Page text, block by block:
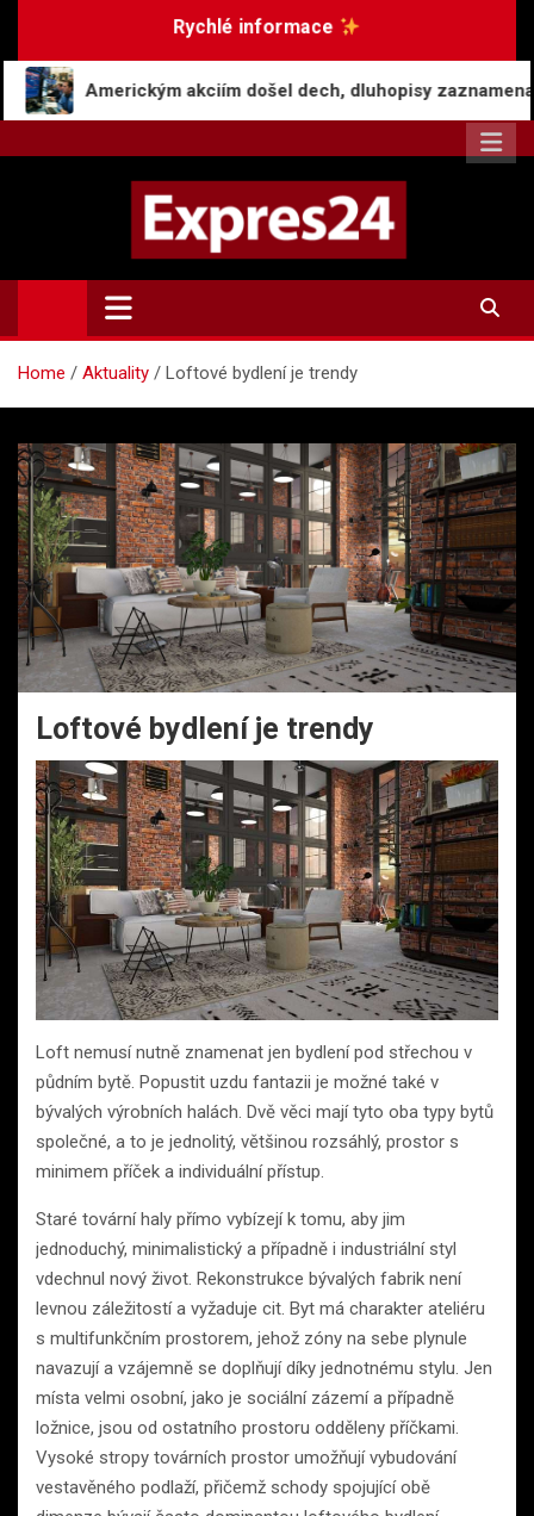
content
Rychlé informace
akciím došel dech, dluhopisy zaznamenaly pokles v
Expres24.cz
Rychlé zprávy po celý den
Home Aktuality Loftové bydlení je trendy
Loftové bydlení je trendy
Loft nemusí nutně znamenat jen bydlení pod střechou v
půdním bytě. Popustit uzdu fantazii je možné také v
bývalých výrobních halách. Dvě věci mají tyto oba typy bytů
společné, a to je jednolitý, většinou rozsáhlý, prostor s
minimem příček a individuální přístup.
Staré tovární haly přímo vybízejí k tomu, aby jim
jednoduchý, minimalistický a případně i industriální styl
vdechnul nový život. Rekonstrukce bývalých fabrik není
levnou záležitostí a vyžaduje cit. Byt má charakter ateliéru
s multifunkčním prostorem, jehož zóny na sebe plynule
navazují a vzájemně se doplňují díky jednotnému stylu. Jen
místa velmi osobní, jako je sociální zázemí a případně
ložnice, jsou od ostatního prostoru odděleny příčkami.
Vysoké stropy továrních prostor umožňují vybudování
vestavěného podlaží, přičemž schody spojující obě